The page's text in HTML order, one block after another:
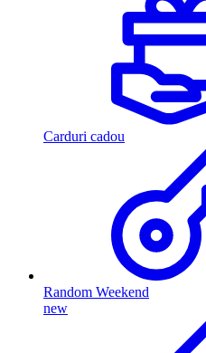
Carduri cadou
Random Weekend
new